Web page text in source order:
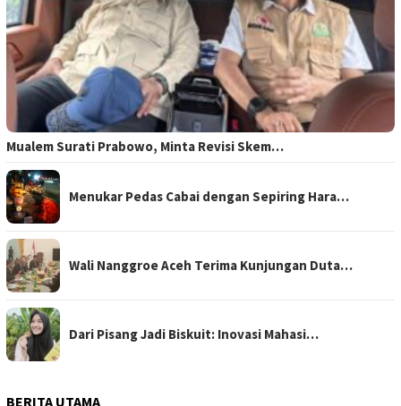
Mualem Surati Prabowo, Minta Revisi Skem…
Menukar Pedas Cabai dengan Sepiring Hara…
Wali Nanggroe Aceh Terima Kunjungan Duta…
Dari Pisang Jadi Biskuit: Inovasi Mahasi…
BERITA UTAMA